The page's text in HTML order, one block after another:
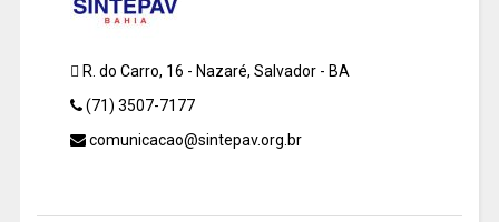
R. do Carro, 16 - Nazaré, Salvador - BA
(71) 3507-7177
comunicacao@sintepav.org.br